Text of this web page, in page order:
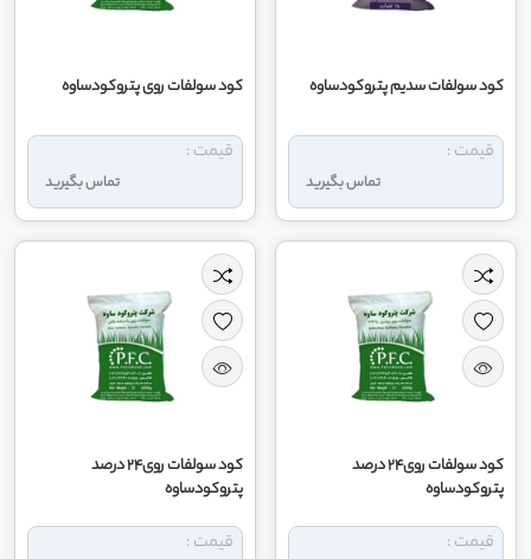
کود سولفات سدیم پتروکودساوه
تماس بگیرید
قیمت :
کود سولفات روی پتروکودساوه
تماس بگیرید
قیمت :
کود سولفات روی24 درصد
پتروکودساوه
قیمت :
کود سولفات روی24 درصد
پتروکودساوه
قیمت :